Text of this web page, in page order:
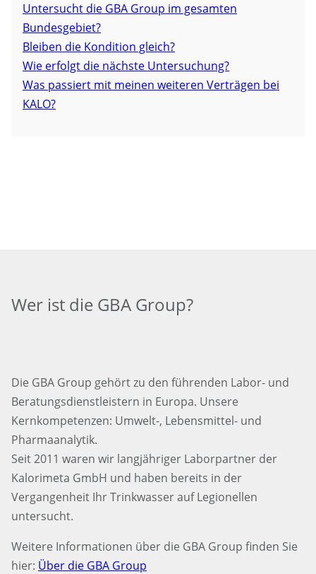
Untersucht die GBA Group im gesamten
Bundesgebiet?
Bleiben die Kondition gleich?
Wie erfolgt die nächste Untersuchung?
Was passiert mit meinen weiteren Verträgen bei
KALO?
Wer ist die GBA Group?
Die GBA Group gehört zu den führenden Labor- und
Beratungsdienstleistern in Europa. Unsere
Kernkompetenzen: Umwelt-, Lebensmittel- und
Pharmaanalytik.
Seit 2011 waren wir langjähriger Laborpartner der
Kalorimeta GmbH und haben bereits in der
Vergangenheit Ihr Trinkwasser auf Legionellen
untersucht.
Weitere Informationen über die GBA Group finden Sie
hier: Über die GBA Group